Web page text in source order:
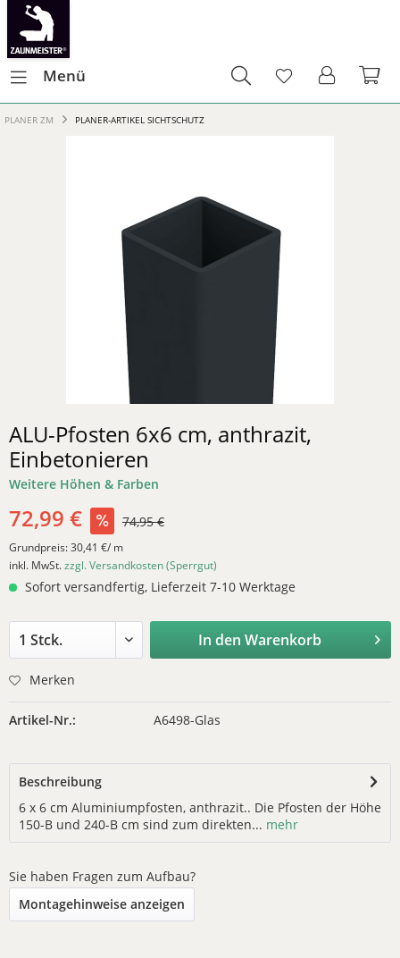
Menü
PLANER ZM PLANER-ARTIKEL SICHTSCHUTZ
ALU-Pfosten 6x6 cm, anthrazit,
Einbetonieren
Weitere Höhen & Farben
72,99 € 74,95 €
Grundpreis:30,41 €/ m
inkl. MwSt.zzgl. Versandkosten (Sperrgut)
Sofort versandfertig, Lieferzeit 7-10 Werktage
In denWarenkorb
Merken
Artikel-Nr.: A6498-Glas
Beschreibung
6 x 6 cm Aluminiumpfosten, anthrazit.. Die Pfosten der Höhe
150-B und 240-B cm sind zum direkten... mehr
Sie haben Fragen zum Aufbau?
Montagehinweise anzeigen